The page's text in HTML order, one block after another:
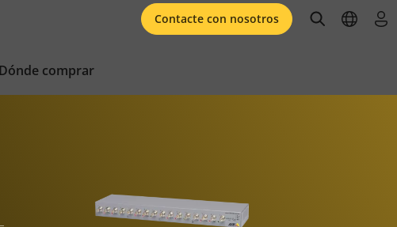
Dónde comprar
Contacte con nosotros openopen